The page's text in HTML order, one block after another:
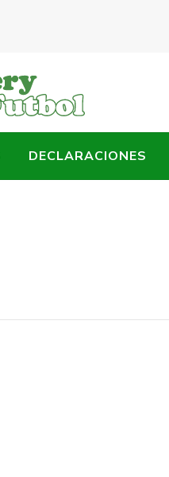
DECLARACIONES